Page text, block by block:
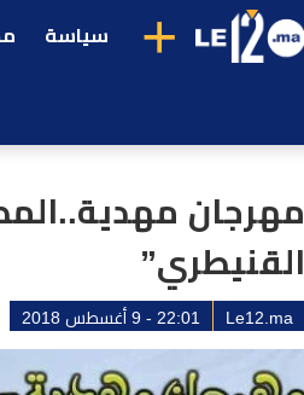
+ سياسة
مهرجان
القنيطري”
Le12.ma 22:01 - 9 أغسطس 2018